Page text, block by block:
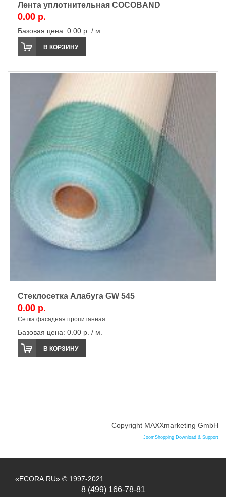
Лента уплотнительная COCOBAND
0.00 р.
Базовая цена: 0.00 р. / м.
В КОРЗИНУ
Стеклосетка Алабуга GW 545
0.00 р.
Сетка фасадная пропитанная
Базовая цена: 0.00 р. / м.
В КОРЗИНУ
Copyright MAXXmarketing GmbH
JoomShopping Download & Support
«ECORA.RU» © 1997-2021
8 (499) 166-78-81